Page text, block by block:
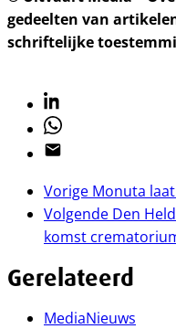
gedeelten van
schriftelijke
Linkedin
Whatsapp
Email
Vorige Monuta
Volgende Den
komst
Gerelateerd
MediaNieuws